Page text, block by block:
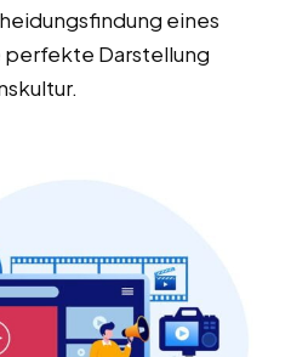
eines
perfekte Darstellung